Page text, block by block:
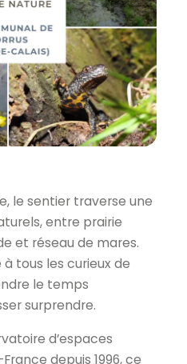
le sentier traverse une
entre prairie
et réseau de mares.
tous les curieux de
le temps
surprendre.
d’espaces
depuis 1996, ce